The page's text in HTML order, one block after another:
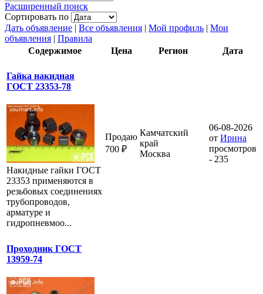
Расширенный поиск
Сортировать по
Дать объявление | Все объявления | Мой профиль | Мои
объявления | Правила
Содержимое
Цена Регион Дата
Гайка накидная
ГОСТ 23353-78
Накидные гайки ГОСТ
23353 применяются в
резьбовых соединениях
трубопроводов,
арматуре и
гидропневмоо...
Продаю
700 ₽
Камчатский
край
Москва
06-08-2026
от Ирина
просмотров
- 235
Проходник ГОСТ
13959-74